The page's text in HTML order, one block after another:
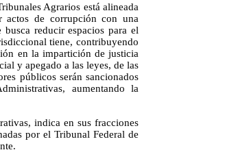
Agrarios está alineada
actos de corrupción con una
reducir espacios para el
tiene, contribuyendo
en la impartición de justicia
y apegado a las leyes, de las
públicos serán sancionados
aumentando la
indica en sus fracciones
por el Tribunal Federal de